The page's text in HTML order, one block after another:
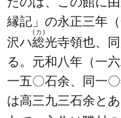
縁記」の永正三年
沢ハ総
(カ)
光寺領也、
る。元和八年 （一
一五〇石余、同一
は高三九三石余と